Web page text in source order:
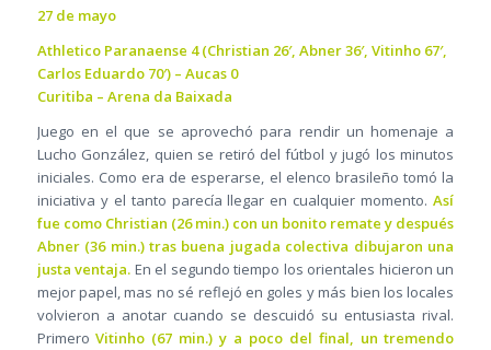
27 de mayo
Athletico Paranaense 4 (Christian 26′, Abner 36′, Vitinho 67′,
Carlos Eduardo 70′) – Aucas 0
Curitiba – Arena da Baixada
Juego en el que se aprovechó para rendir un homenaje a
Lucho González, quien se retiró del fútbol y jugó los minutos
iniciales. Como era de esperarse, el elenco brasileño tomó la
iniciativa y el tanto parecía llegar en cualquier momento.Así
fue como Christian (26 min.) con un bonito remate y después
Abner (36 min.) tras buena jugada colectiva dibujaron una
justa ventaja. En el segundo tiempo los orientales hicieron un
mejor papel, mas no sé reflejó en goles y más bien los locales
volvieron a anotar cuando se descuidó su entusiasta rival.
Primero Vitinho (67 min.) y a poco del final, un tremendo